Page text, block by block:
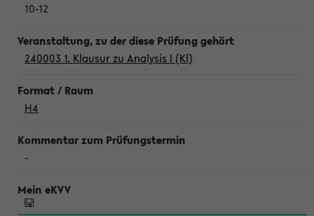
10-12
240003 1. Klausur zu Analysis I (Kl)
H4
-